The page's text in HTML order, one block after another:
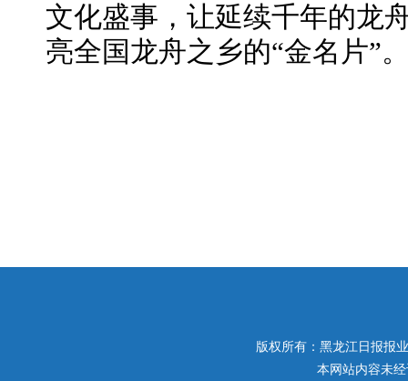
文化盛事，让延续千年的龙
亮全国龙舟之乡的“金名片”
版权所有：黑龙江日报报
本网站内容未